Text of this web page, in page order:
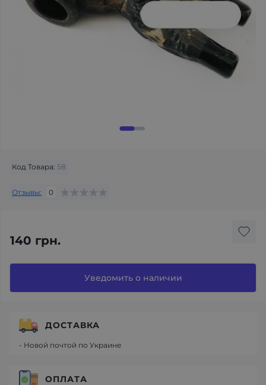
Код Товара: 58
Отзывы: 0
140 грн.
Уведомить о наличии
ДОСТАВКА
- Новой почтой по Украине
ОПЛАТА